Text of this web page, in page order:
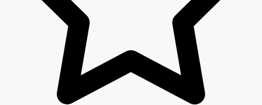
Gevonden archiefstukken